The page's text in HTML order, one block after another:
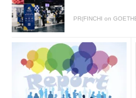
なります。2月10日時点では
ルできるのは、Office 365
たが、2月下旬（筆者の環境では
ージョンに切り替わりました（
PR(FINCHI on